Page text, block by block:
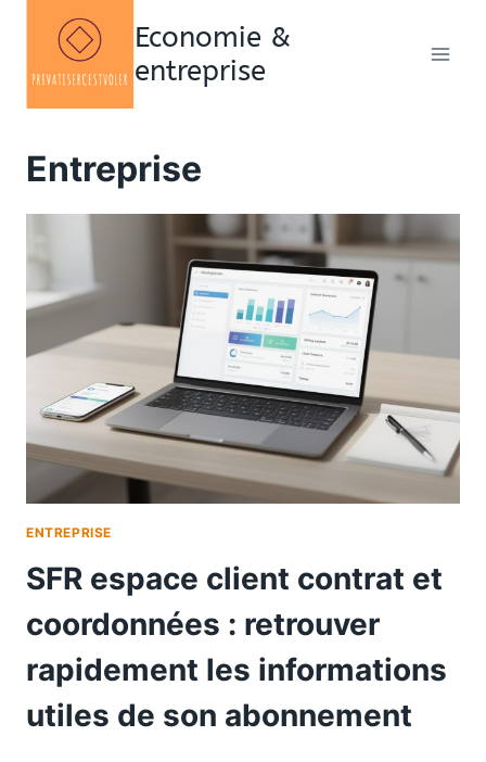
contenu
Economie &
entreprise
Entreprise
ENTREPRISE
SFR espace client contrat et
coordonnées : retrouver
rapidement les informations
utiles de son abonnement